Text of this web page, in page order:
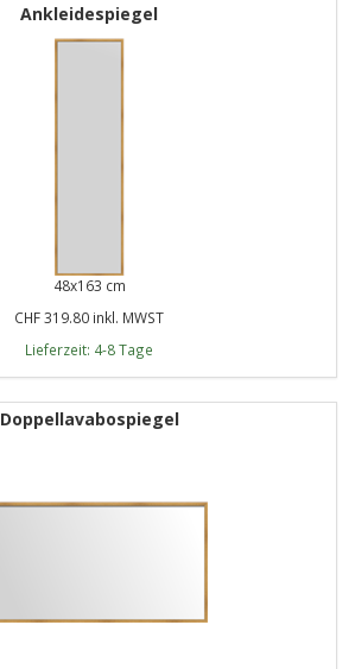
Ankleidespiegel
48x163 cm
CHF 319.80 inkl. MWST
Lieferzeit: 4-8 Tage
Doppellavabospiegel